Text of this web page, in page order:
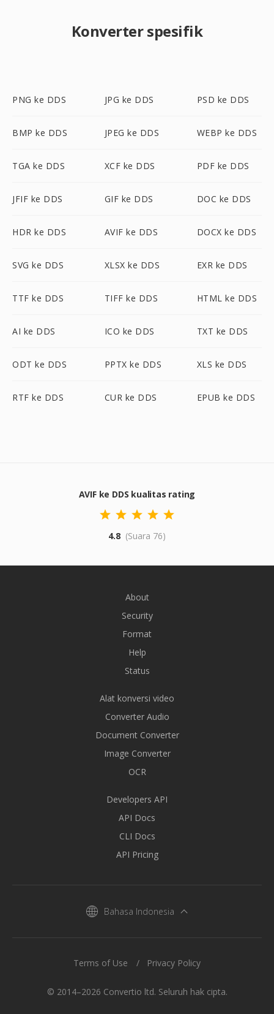
Konverter spesifik
PNG ke DDS JPG ke DDS PSD ke DDS
BMP ke DDS JPEG ke DDS WEBP ke DDS
TGA ke DDS XCF ke DDS PDF ke DDS
JFIF ke DDS GIF ke DDS DOC ke DDS
HDR ke DDS AVIF ke DDS DOCX ke DDS
SVG ke DDS XLSX ke DDS EXR ke DDS
TTF ke DDS TIFF ke DDS HTML ke DDS
AI ke DDS ICO ke DDS TXT ke DDS
ODT ke DDS PPTX ke DDS XLS ke DDS
RTF ke DDS CUR ke DDS EPUB ke DDS
AVIF ke DDS kualitas rating
4.8 (Suara 76)
About
Security
Format
Help
Status
Alat konversi video
Converter Audio
Document Converter
Image Converter
OCR
Developers API
API Docs
CLI Docs
API Pricing
Bahasa Indonesia
© 2014–2026 Convertio ltd. Seluruh hak cipta.
Terms of Use Privacy Policy